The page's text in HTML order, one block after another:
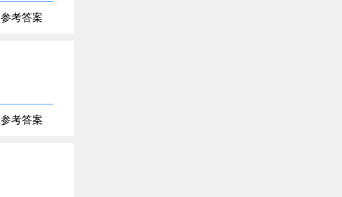
参考答案
参考答案